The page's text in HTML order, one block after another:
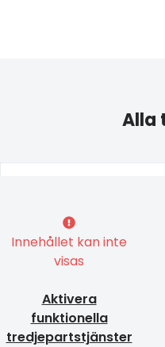
Alla
Innehållet kan inte
visas
Aktivera
funktionella
tredjepartstjänster